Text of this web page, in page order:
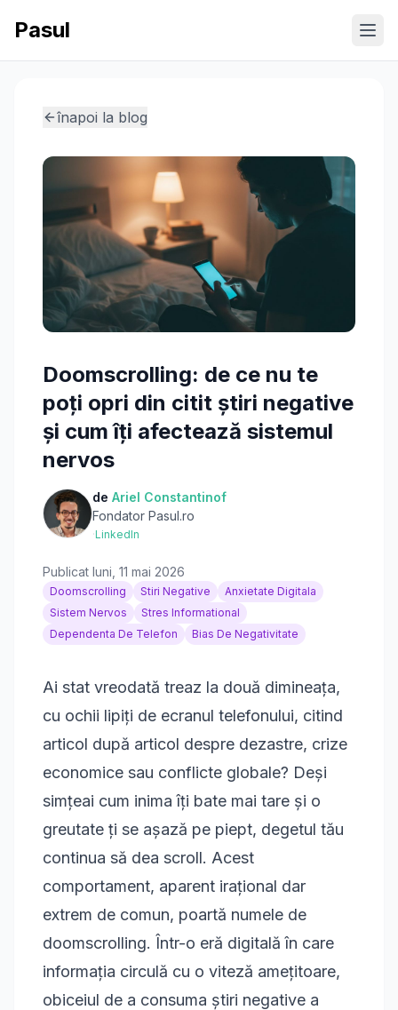
Pasul
înapoi la blog
Doomscrolling: de ce nu te
poți opri din citit știri negative
și cum îți afectează sistemul
nervos
de Ariel Constantinof
Fondator Pasul.ro
·LinkedIn
Publicat luni, 11 mai 2026
Doomscrolling Stiri Negative
Anxietate Digitala
Sistem Nervos
Stres Informational
Dependenta De Telefon
Bias De Negativitate
Ai stat vreodată treaz la două dimineața,
cu ochii lipiți de ecranul telefonului, citind
articol după articol despre dezastre, crize
economice sau conflicte globale? Deși
simțeai cum inima îți bate mai tare și o
greutate ți se așază pe piept, degetul tău
continua să dea scroll. Acest
comportament, aparent irațional dar
extrem de comun, poartă numele de
doomscrolling. Într-o eră digitală în care
informația circulă cu o viteză amețitoare,
obiceiul de a consuma știri negative a